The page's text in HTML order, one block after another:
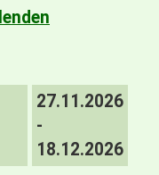
27.11.2026
-
18.12.2026